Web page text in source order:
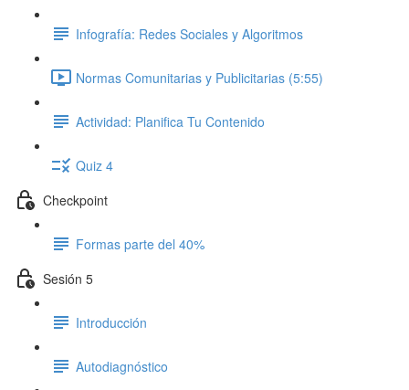
Infografía: Redes Sociales y Algoritmos
Normas Comunitarias y Publicitarias (5:55)
Actividad: Planifica Tu Contenido
Quiz 4
Checkpoint
Formas parte del 40%
Sesión 5
Introducción
Autodiagnóstico